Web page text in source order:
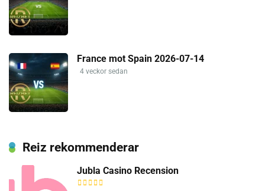
France mot Spain 2026-07-14
4 veckor sedan
Reiz rekommenderar
Jubla Casino Recension